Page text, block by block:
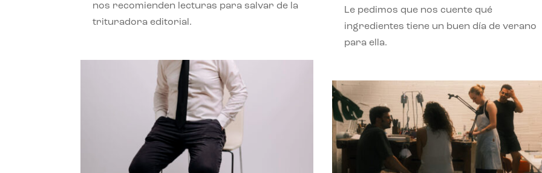
nos recomienden lecturas para salvar de la
trituradora editorial.
Le pedimos que nos cuente qué
ingredientes tiene un buen día de verano
para ella.